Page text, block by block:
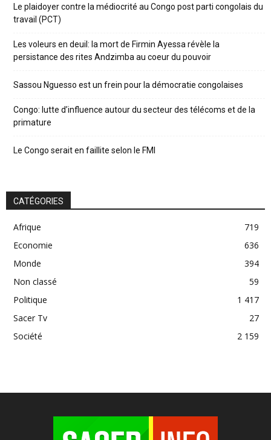
Le plaidoyer contre la médiocrité au Congo post parti congolais du
travail (PCT)
Les voleurs en deuil: la mort de Firmin Ayessa révèle la
persistance des rites Andzimba au coeur du pouvoir
Sassou Nguesso est un frein pour la démocratie congolaises
Congo: lutte d’influence autour du secteur des télécoms et de la
primature
Le Congo serait en faillite selon le FMI
CATÉGORIES
Afrique
719
Economie
636
Monde
394
Non classé
59
Politique
1 417
Sacer Tv
27
Société
2 159